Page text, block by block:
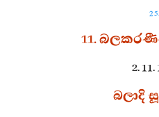
11.
2. 11.
බලාදි